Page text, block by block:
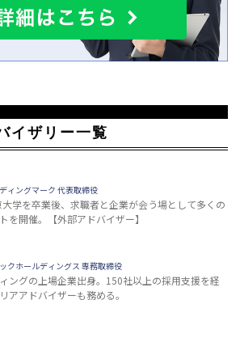
イザリー一覧
ィングマーク 代表取締役
学を卒業後、求職者と企業が会う場として多くの
を開催。【外部アドバイザー】
クホールディングス 専務取締役
ングの上場企業出身。150社以上の採用支援を経
アアドバイザーも務める。